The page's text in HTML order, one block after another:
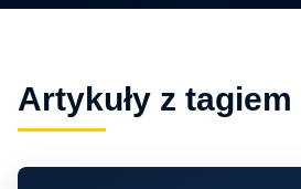
Artykuły z tagiem